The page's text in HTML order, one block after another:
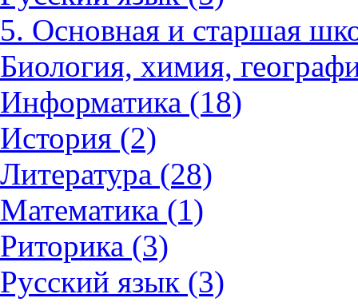
5. Основная и старшая
Биология, химия,
Информатика (18)
История (2)
Литература (28)
Математика (1)
Риторика (3)
Русский язык (3)